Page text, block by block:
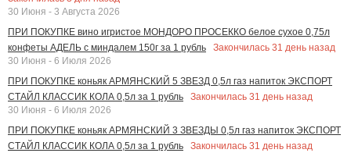
30 Июня - 3 Августа 2026
ПРИ ПОКУПКЕ вино игристое МОНДОРО ПРОСЕККО белое сухое 0,75л
конфеты АДЕЛЬ с миндалем 150г за 1 рубль
Закончилась 31 день назад
30 Июня - 6 Июля 2026
ПРИ ПОКУПКЕ коньяк АРМЯНСКИЙ 5 ЗВЕЗД 0,5л газ напиток ЭКСПОРТ
СТАЙЛ КЛАССИК КОЛА 0,5л за 1 рубль
Закончилась 31 день назад
30 Июня - 6 Июля 2026
ПРИ ПОКУПКЕ коньяк АРМЯНСКИЙ 3 ЗВЕЗДЫ 0,5л газ напиток ЭКСПОРТ
СТАЙЛ КЛАССИК КОЛА 0,5л за 1 рубль
Закончилась 31 день назад